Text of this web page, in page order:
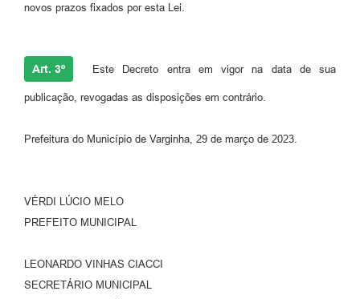
novos prazos fixados por esta Lei.
Art. 3º Este Decreto entra em vigor na data de sua
publicação, revogadas as disposições em contrário.
Prefeitura do Município de Varginha, 29 de março de 2023.
VÉRDI LÚCIO MELO
PREFEITO MUNICIPAL
LEONARDO VINHAS CIACCI
SECRETÁRIO MUNICIPAL